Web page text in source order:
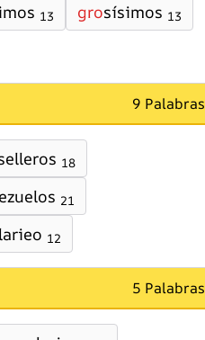
13 grosísimos 13
9 Palabras
18
21
12
5 Palabras